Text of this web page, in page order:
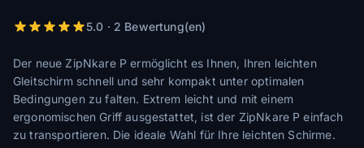
5.0 · 2 Bewertung(en)
Der neue ZipNkare P ermöglicht es Ihnen, Ihren leichten
Gleitschirm schnell und sehr kompakt unter optimalen
Bedingungen zu falten. Extrem leicht und mit einem
ergonomischen Griff ausgestattet, ist der ZipNkare P einfach
zu transportieren. Die ideale Wahl für Ihre leichten Schirme.